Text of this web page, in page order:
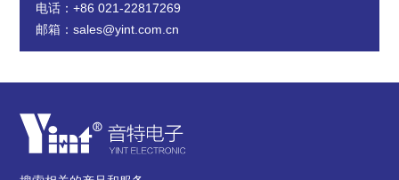
电话：+86 021-22817269
邮箱：sales@yint.com.cn